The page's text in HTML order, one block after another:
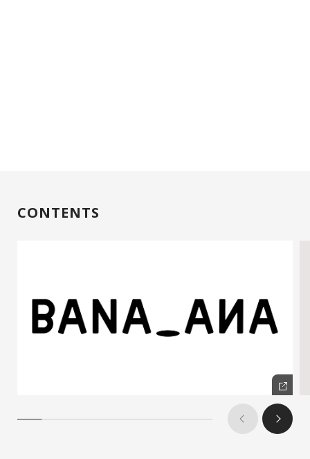
CONTENTS